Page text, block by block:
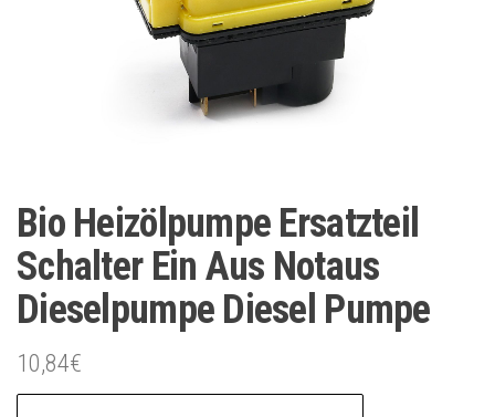
Bio Heizölpumpe Ersatzteil
Schalter Ein Aus Notaus
Dieselpumpe Diesel Pumpe
10,84€